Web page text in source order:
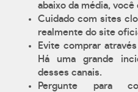
abaixo da média,
Cuidado com sites
realmente do site
Evite comprar
Há uma grande
desses canais.
Pergunte para